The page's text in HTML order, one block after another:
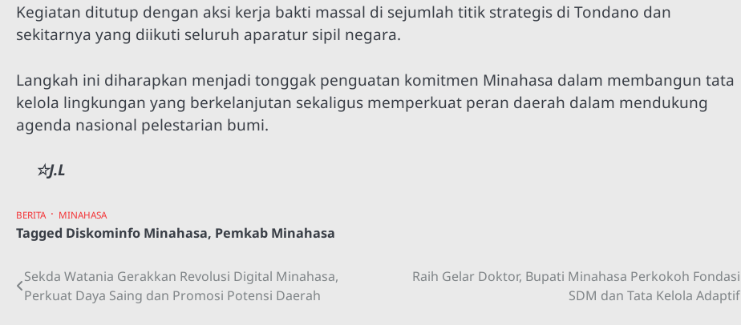
Kegiatan ditutup dengan aksi kerja bakti massal di sejumlah titik strategis di Tondano dan
sekitarnya yang diikuti seluruh aparatur sipil negara.
Langkah ini diharapkan menjadi tonggak penguatan komitmen Minahasa dalam membangun tata
kelola lingkungan yang berkelanjutan sekaligus memperkuat peran daerah dalam mendukung
agenda nasional pelestarian bumi.
☆J.L
BERITA MINAHASA
Tagged Diskominfo Minahasa, Pemkab Minahasa
Navigasi
Sekda Watania Gerakkan Revolusi Digital Minahasa,
Perkuat Daya Saing dan Promosi Potensi Daerah
Raih Gelar Doktor, Bupati Minahasa Perkokoh Fondasi
SDM dan Tata Kelola Adaptif